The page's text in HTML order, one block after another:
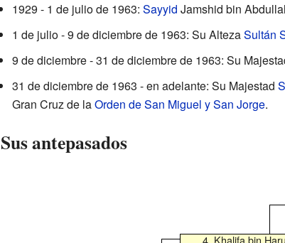
1929 - 1 de julio de 1963: Sayyid Jamshid bin
1 de julio - 9 de diciembre de 1963: Su AltezaSultán
9 de diciembre - 31 de diciembre de 1963: Su
31 de diciembre de 1963 - en adelante: Su Majestad
Gran Cruz de laOrden de San Miguel y San Jorge.
Sus antepasados